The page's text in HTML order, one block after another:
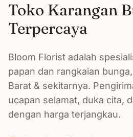
Toko Karangan
Terpercaya
Bloom Florist adalah
papan dan rangkaian
Barat & sekitarnya.
ucapan selamat, duka cita,
dengan harga terjangkau.